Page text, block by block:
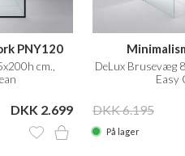
PNY120
cm.,
DKK 2.699
DeLux Brusevæg
Easy
DKK 6.195
På lager